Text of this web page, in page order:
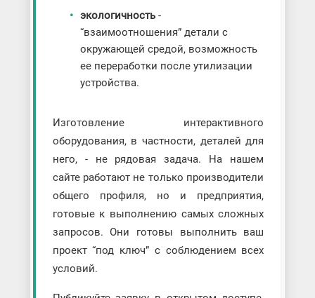
экологичность-
“взаимоотношения” детали с
окружающей средой, возможность
ее переработки после утилизации
устройства.
Изготовление интерактивного
оборудования, в частности, деталей для
него, - не рядовая задача. На нашем
сайте работают не только производители
общего профиля, но и предприятия,
готовые к выполнению самых сложных
запросов. Они готовы выполнить ваш
проект “под ключ” с соблюдением всех
условий.